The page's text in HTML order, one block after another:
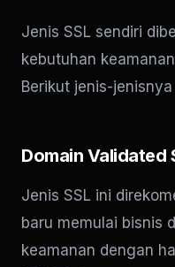
Jenis SSL sendiri
kebutuhan
Berikut jenis-jenisnya
Domain Validated
Jenis SSL ini
baru memulai bisnis
keamanan dengan